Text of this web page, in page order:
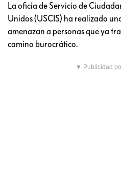
La oficia de Servicio de
Unidos (USCIS) ha realizado
amenazan a personas que ya
camino burocrático.
▼ Publicidad